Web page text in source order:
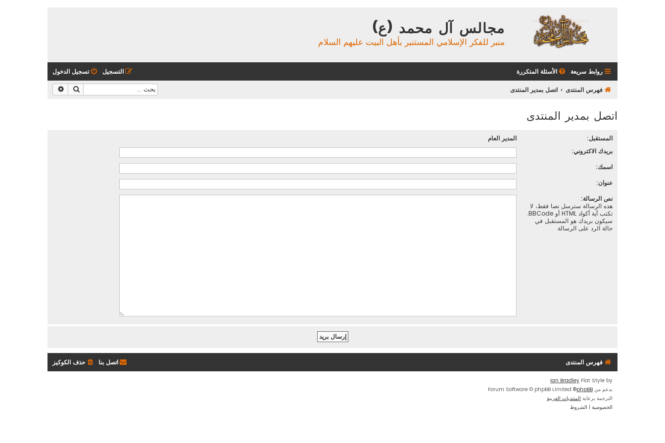
مجالس آل محمد (ع)
منبر للفكر الإسلامي المستنير بأهل البيت عليهم السلام
روابط سريعة الأسئلة المتكررة تسجيل الدخول التسجيل
فهرس المنتدى اتصل بمدير المنتدى بحث
اتصل بمدير المنتدى
المستقبل:
المدير العام
بريدك الاكتروني:
اسمك:
عنوان:
نص الرسالة:
هذه الرسالة سترسل نصا فقط، لا
تكتب أية أكواد HTML أو BBCode.
سيكون بريدك هو المستقبل في
حالة الرد على الرسالة
فهرس المنتدى حذف الكوكيز اتصل بنا
Flat Style by
Ian Bradley
بدعم من phpBB
® Forum Software © phpBB Limited
الترجمة برعاية المنتديات العربية
الخصوصية | الشروط